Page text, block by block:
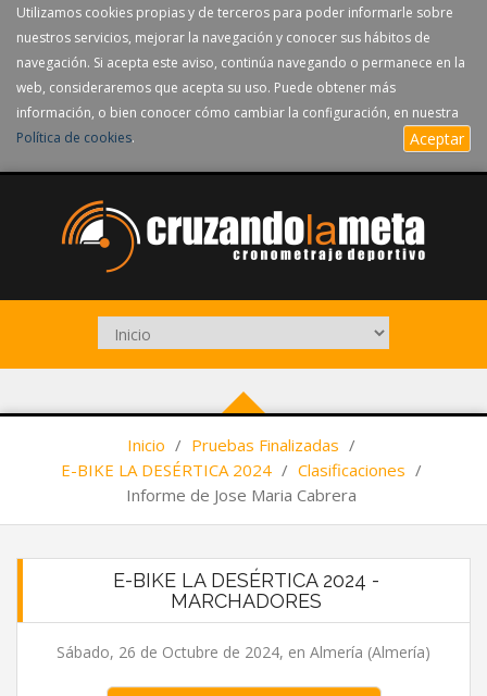
Utilizamos cookies propias y de terceros para poder informarle sobre
nuestros servicios, mejorar la navegación y conocer sus hábitos de
navegación. Si acepta este aviso, continúa navegando o permanece en la
web, consideraremos que acepta su uso. Puede obtener más
información, o bien conocer cómo cambiar la configuración, en nuestra
Política de cookies. Aceptar
Inicio / Pruebas Finalizadas /
E-BIKE LA DESÉRTICA 2024 / Clasificaciones /
Informe de Jose Maria Cabrera
E-BIKE LA DESÉRTICA 2024 -
MARCHADORES
Sábado, 26 de Octubre de 2024, en Almería (Almería)